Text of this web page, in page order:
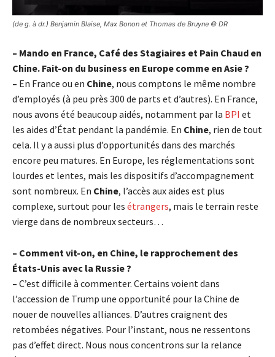
(de g. à dr.) Benjamin Blaise, Max Bonon et Thomas de Bruyne © DR
– Mando en France, Café des Stagiaires et Pain Chaud en
Chine. Fait-on du business en Europe comme en Asie ?
– En France ou en Chine, nous comptons le même nombre
d’employés (à peu près 300 de parts et d’autres). En France,
nous avons été beaucoup aidés, notamment par la BPI et
les aides d’État pendant la pandémie. En Chine, rien de tout
cela. Il y a aussi plus d’opportunités dans des marchés
encore peu matures. En Europe, les réglementations sont
lourdes et lentes, mais les dispositifs d’accompagnement
sont nombreux. En Chine, l’accès aux aides est plus
complexe, surtout pour les étrangers, mais le terrain reste
vierge dans de nombreux secteurs…
– Comment vit-on, en Chine, le rapprochement des
États-Unis avec la Russie ?
– C’est difficile à commenter. Certains voient dans
l’accession de Trump une opportunité pour la Chine de
nouer de nouvelles alliances. D’autres craignent des
retombées négatives. Pour l’instant, nous ne ressentons
pas d’effet direct. Nous nous concentrons sur la relance